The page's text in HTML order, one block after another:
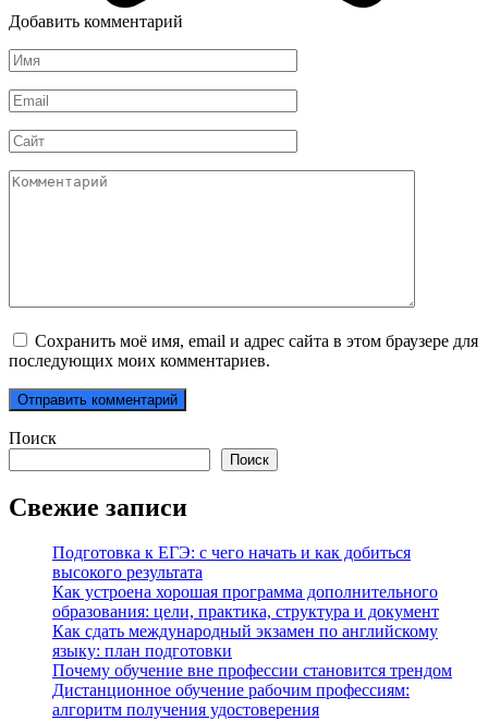
Добавить комментарий
Имя
*
Email
*
Сайт
Комментарий
Сохранить моё имя, email и адрес сайта в этом браузере для
последующих моих комментариев.
Поиск
Поиск
Свежие записи
Подготовка к ЕГЭ: с чего начать и как добиться
высокого результата
Как устроена хорошая программа дополнительного
образования: цели, практика, структура и документ
Как сдать международный экзамен по английскому
языку: план подготовки
Почему обучение вне профессии становится трендом
Дистанционное обучение рабочим профессиям:
алгоритм получения удостоверения